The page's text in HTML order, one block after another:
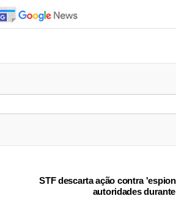
STF descarta ação contra
autoridades